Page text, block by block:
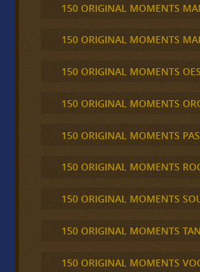
150 ORIGINAL MOMENTS
150 ORIGINAL MOMENTS
150 ORIGINAL MOMENTS
150 ORIGINAL MOMENTS
150 ORIGINAL MOMENTS
150 ORIGINAL MOMENTS
150 ORIGINAL MOMENTS
150 ORIGINAL MOMENTS
150 ORIGINAL MOMENTS